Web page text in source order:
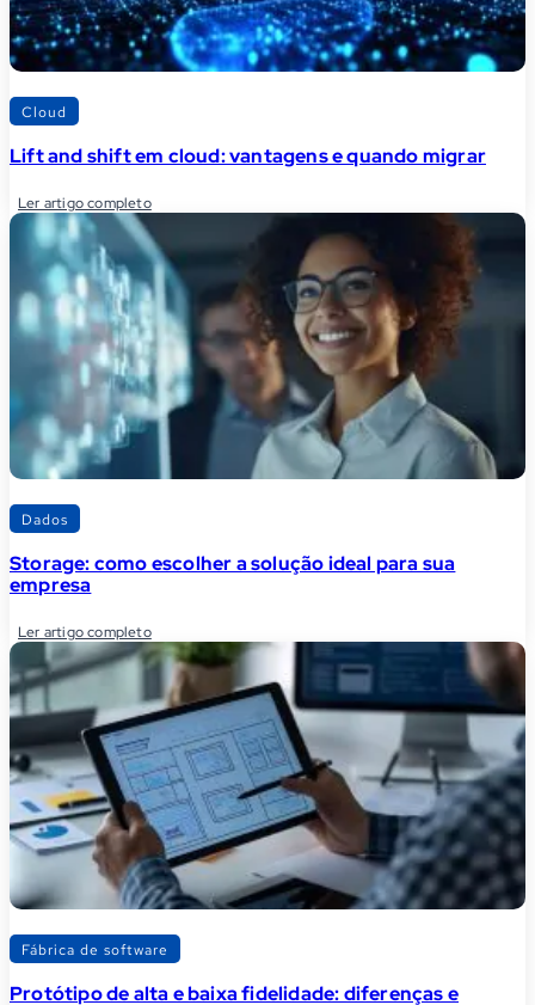
Cloud
Lift and shift em cloud: vantagens e quando migrar
Ler artigo completo
Dados
Storage: como escolher a solução ideal para sua
empresa
Ler artigo completo
Fábrica de software
Protótipo de alta e baixa fidelidade: diferenças e